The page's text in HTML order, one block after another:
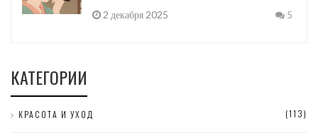
2 декабря 2025 5
КАТЕГОРИИ
КРАСОТА И УХОД (113)